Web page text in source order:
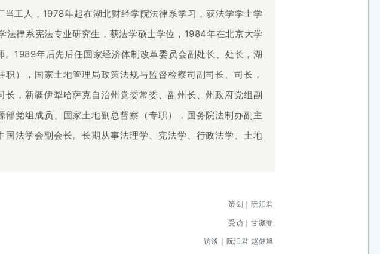
当工人，1978年起在湖北财经学院法律系学习，获法学学士学
法律系宪法专业研究生，获法学硕士学位，1984年在北京大学
。1989年后先后任国家经济体制改革委员会副处长、处长，湖
职），国家土地管理局政策法规与监督检察司副司长、司长，
长，新疆伊犁哈萨克自治州党委常委、副州长、州政府党组副
部党组成员、国家土地副总督察（专职），国务院法制办副主
国法学会副会长。长期从事法理学、宪法学、行政法学、土地
策划｜阮汨君
受访｜ 甘藏春
访谈｜ 阮汨君 赵健旭